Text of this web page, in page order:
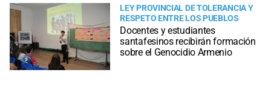
LEY PROVINCIAL DE TOLERANCIA Y
RESPETO ENTRE LOS PUEBLOS
Docentes y estudiantes
santafesinos recibirán formación
sobre el Genocidio Armenio